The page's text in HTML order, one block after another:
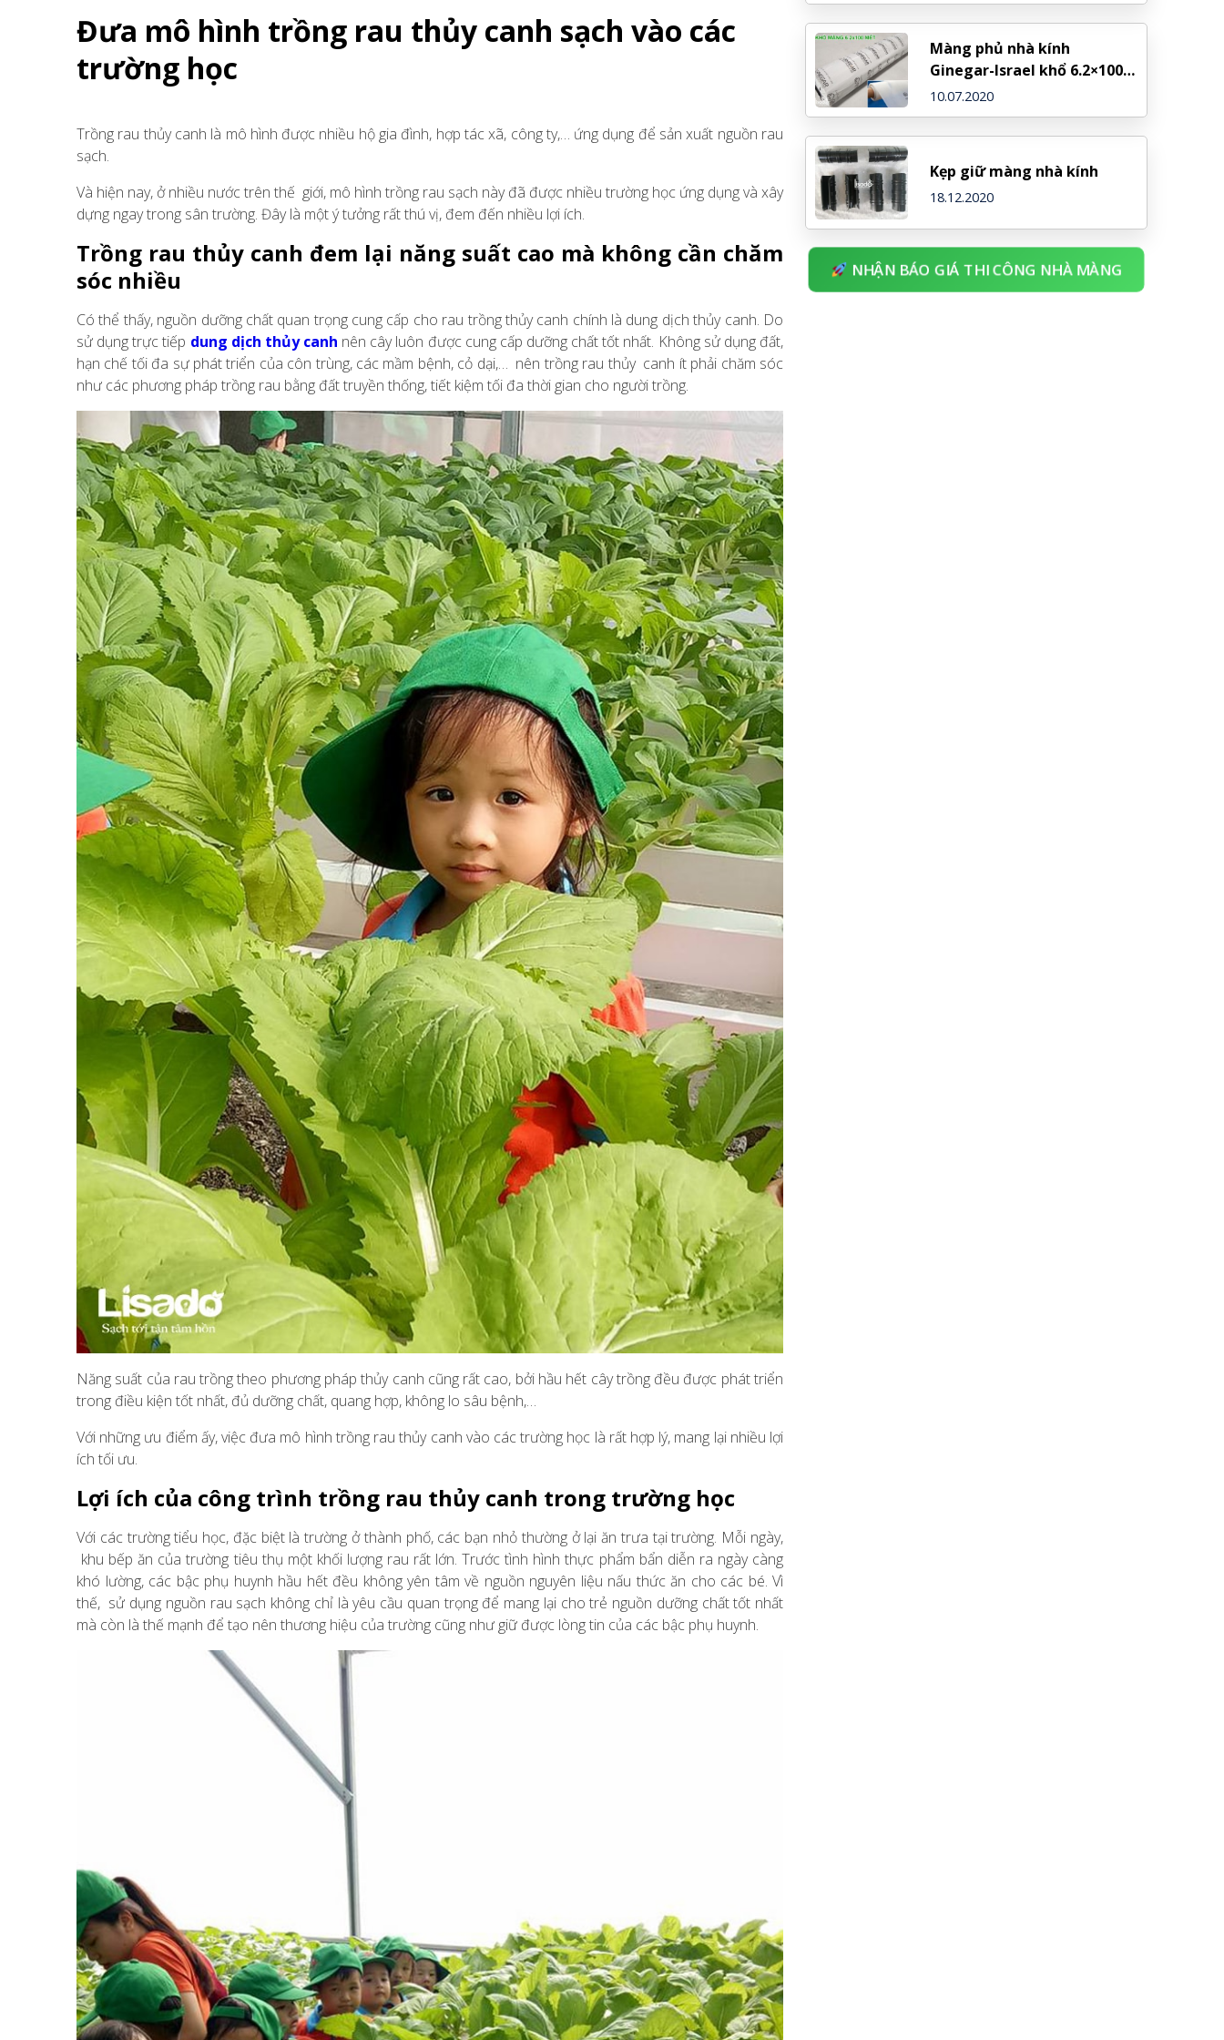
Đưa mô hình trồng rau thủy canh sạch vào các
trường học
Trồng rau thủy canh là mô hình được nhiều hộ gia đình, hợp tác xã, công ty,… ứng dụng để sản xuất nguồn rau
sạch.
Và hiện nay, ở nhiều nước trên thế giới, mô hình trồng rau sạch này đã được nhiều trường học ứng dụng và xây
dựng ngay trong sân trường. Đây là một ý tưởng rất thú vị, đem đến nhiều lợi ích.
Trồng rau thủy canh đem lại năng suất cao mà không cần chăm
sóc nhiều
Có thể thấy, nguồn dưỡng chất quan trọng cung cấp cho rau trồng thủy canh chính là dung dịch thủy canh. Do
sử dụng trực tiếp dung dịch thủy canh nên cây luôn được cung cấp dưỡng chất tốt nhất. Không sử dụng đất,
hạn chế tối đa sự phát triển của côn trùng, các mầm bệnh, cỏ dại,… nên trồng rau thủy canh ít phải chăm sóc
như các phương pháp trồng rau bằng đất truyền thống, tiết kiệm tối đa thời gian cho người trồng.
Năng suất của rau trồng theo phương pháp thủy canh cũng rất cao, bởi hầu hết cây trồng đều được phát triển
trong điều kiện tốt nhất, đủ dưỡng chất, quang hợp, không lo sâu bệnh,…
Với những ưu điểm ấy, việc đưa mô hình trồng rau thủy canh vào các trường học là rất hợp lý, mang lại nhiều lợi
ích tối ưu.
Lợi ích của công trình trồng rau thủy canh trong trường học
Với các trường tiểu học, đặc biệt là trường ở thành phố, các bạn nhỏ thường ở lại ăn trưa tại trường. Mỗi ngày,
khu bếp ăn của trường tiêu thụ một khối lượng rau rất lớn. Trước tình hình thực phẩm bẩn diễn ra ngày càng
khó lường, các bậc phụ huynh hầu hết đều không yên tâm về nguồn nguyên liệu nấu thức ăn cho các bé. Vì
thế, sử dụng nguồn rau sạch không chỉ là yêu cầu quan trọng để mang lại cho trẻ nguồn dưỡng chất tốt nhất
mà còn là thế mạnh để tạo nên thương hiệu của trường cũng như giữ được lòng tin của các bậc phụ huynh.
Màng phủ nhà kính
Ginegar-Israel khổ 6.2×100
mét
10.07.2020
Kẹp giữ màng nhà kính
18.12.2020
NHẬN BÁO GIÁ THI CÔNG NHÀ MÀNG